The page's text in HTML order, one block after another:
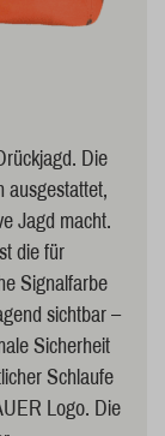
Die
ausgestattet,
Jagd macht.
die für
Signalfarbe
sichtbar –
Sicherheit
Schlaufe
Logo. Die